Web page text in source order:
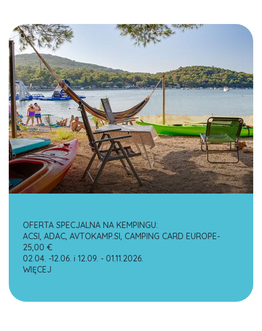
OFERTA SPECJALNA NA KEMPINGU:
ACSI, ADAC, AVTOKAMP.SI, CAMPING CARD EUROPE-
25,00 €
02.04. -12.06. i 12.09. - 01.11.2026.
WIĘCEJ